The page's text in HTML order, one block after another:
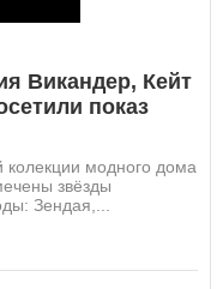
Викандер, Кейт
показ
модного дома
звёзды
Зендая,...